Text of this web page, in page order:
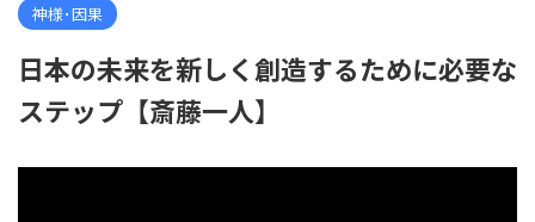
神様･因果
日本の未来を新しく創造するために必要な
ステップ【斎藤一人】